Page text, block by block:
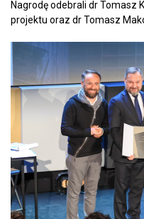
Nagrodę odebrali dr Tomasz
projektu oraz dr Tomasz